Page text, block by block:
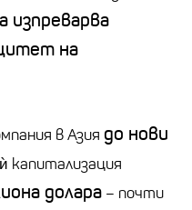
изпреварва
на
в Азия до нови
капитализация
долара – почти